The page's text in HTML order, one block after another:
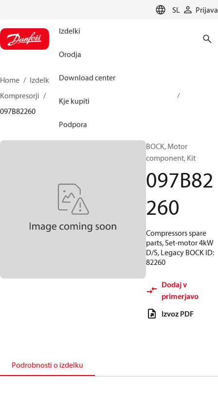
SL Prijava
Izdelki
Orodja
Download center
Kje kupiti
Podpora
Home Izdelki
Climate Solutions za ogrevanje
Kompresorji
097B82260
BOCK, Motor
component, Kit
097B82
260
Compressors spare
parts, Set-motor 4kW
D/S, Legacy BOCK ID:
82260
Dodaj v
primerjavo
Izvoz PDF
Podrobnosti o izdelku